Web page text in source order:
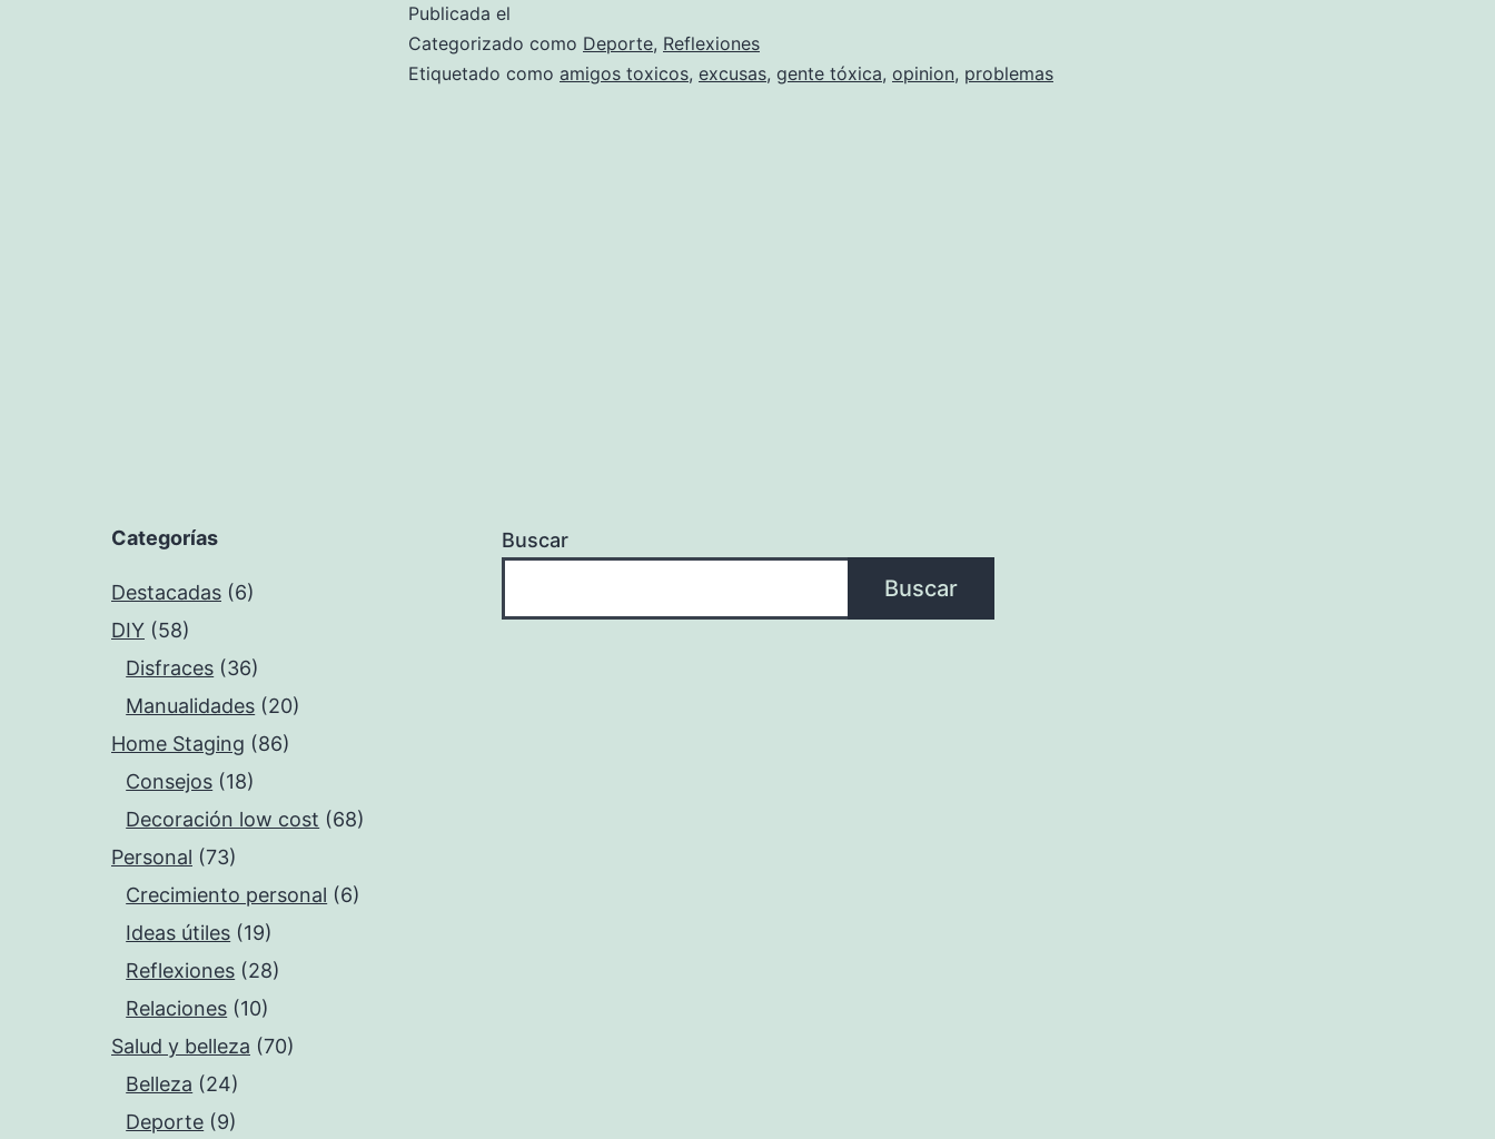
Publicada el
Categorizado como Deporte, Reflexiones
Etiquetado como amigos toxicos, excusas, gente tóxica, opinion, problemas
Categorías
Destacadas (6)
DIY (58)
Disfraces (36)
Manualidades (20)
Home Staging (86)
Consejos (18)
Decoración low cost (68)
Personal (73)
Crecimiento personal (6)
Ideas útiles (19)
Reflexiones (28)
Relaciones (10)
Salud y belleza (70)
Belleza (24)
Deporte (9)
Buscar
Buscar